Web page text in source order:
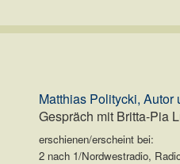
Matthias Politycki, Autor
Gespräch mit Britta-Pia
erschienen/erscheint bei:
2 nach 1/Nordwestradio,